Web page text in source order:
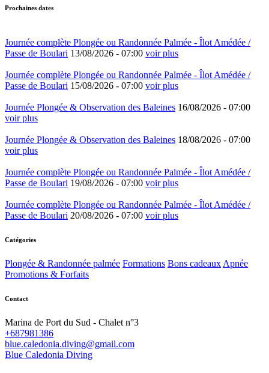
Prochaines dates
Journée complète Plongée ou Randonnée Palmée - Îlot Amédée /
Passe de Boulari 13/08/2026 - 07:00 voir plus
Journée complète Plongée ou Randonnée Palmée - Îlot Amédée /
Passe de Boulari 15/08/2026 - 07:00 voir plus
Journée Plongée & Observation des Baleines 16/08/2026 - 07:00
voir plus
Journée Plongée & Observation des Baleines 18/08/2026 - 07:00
voir plus
Journée complète Plongée ou Randonnée Palmée - Îlot Amédée /
Passe de Boulari 19/08/2026 - 07:00 voir plus
Journée complète Plongée ou Randonnée Palmée - Îlot Amédée /
Passe de Boulari 20/08/2026 - 07:00 voir plus
Catégories
Plongée & Randonnée palmée Formations Bons cadeaux Apnée
Promotions & Forfaits
Contact
Marina de Port du Sud - Chalet n°3
+687981386
blue.caledonia.diving@gmail.com
Blue Caledonia Diving